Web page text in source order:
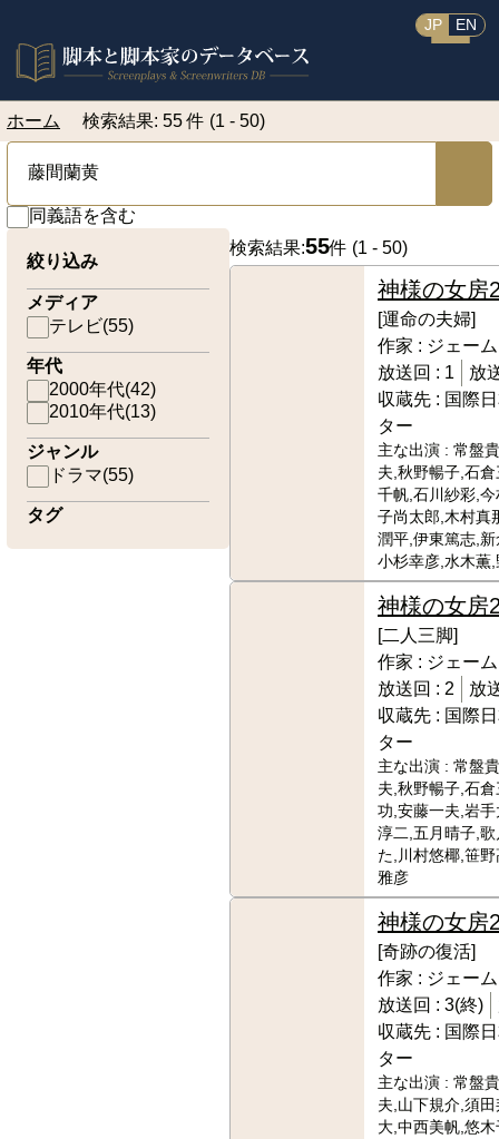
JP EN
ホーム 検索結果: 55 件 (1 - 50)
同義語を含む
絞り込み
メディア
テレビ(55)
年代
2000年代(42)
2010年代(13)
ジャンル
ドラマ(55)
タグ
検索結果:55件 (1 - 50)
神様の女房
[運命の夫婦]
作家 : ジェー
放送回 : 1
放
収蔵先 : 国際
ター
主な出演 : 常盤
夫,秋野暢子,石
千帆,石川紗彩,
子尚太郎,木村真
潤平,伊東篤志,
小杉幸彦,水木薫
神様の女房
[二人三脚]
作家 : ジェー
放送回 : 2
放
収蔵先 : 国際
ター
主な出演 : 常盤
夫,秋野暢子,石
功,安藤一夫,岩
淳二,五月晴子,
た,川村悠椰,笹
雅彦
神様の女房
[奇跡の復活]
作家 : ジェー
放送回 : 3(終)
収蔵先 : 国際
ター
主な出演 : 常盤
夫,山下規介,須
大,中西美帆,悠